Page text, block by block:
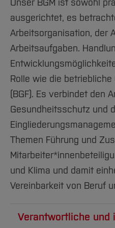
Unser BGM ist sowohl
ausgerichtet, es
Arbeitsorganisation, der
Arbeitsaufgaben.
Rolle wie die
(BGF). Es verbindet den
Gesundheitsschutz und
Themen Führung und
und Klima und damit
Vereinbarkeit von Beruf
Verantwortliche und